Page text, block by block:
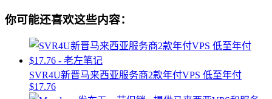
你可能还喜欢这些内容：
SVR4U新晋马来西亚服务商2款年付VPS 低至年付
$17.76